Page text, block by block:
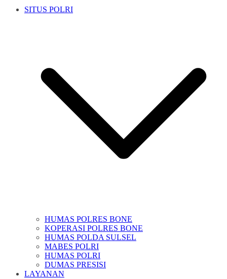
SITUS POLRI
HUMAS POLRES BONE
KOPERASI POLRES BONE
HUMAS POLDA SULSEL
MABES POLRI
HUMAS POLRI
DUMAS PRESISI
LAYANAN